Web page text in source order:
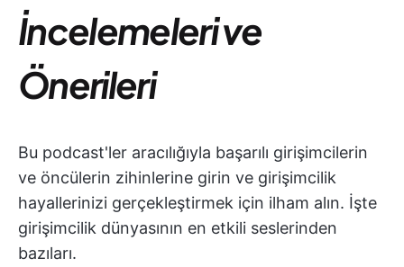
İncelemeleri ve
Önerileri
Bu podcast'ler aracılığıyla başarılı girişimcilerin
ve öncülerin zihinlerine girin ve girişimcilik
hayallerinizi gerçekleştirmek için ilham alın. İşte
girişimcilik dünyasının en etkili seslerinden
bazıları.